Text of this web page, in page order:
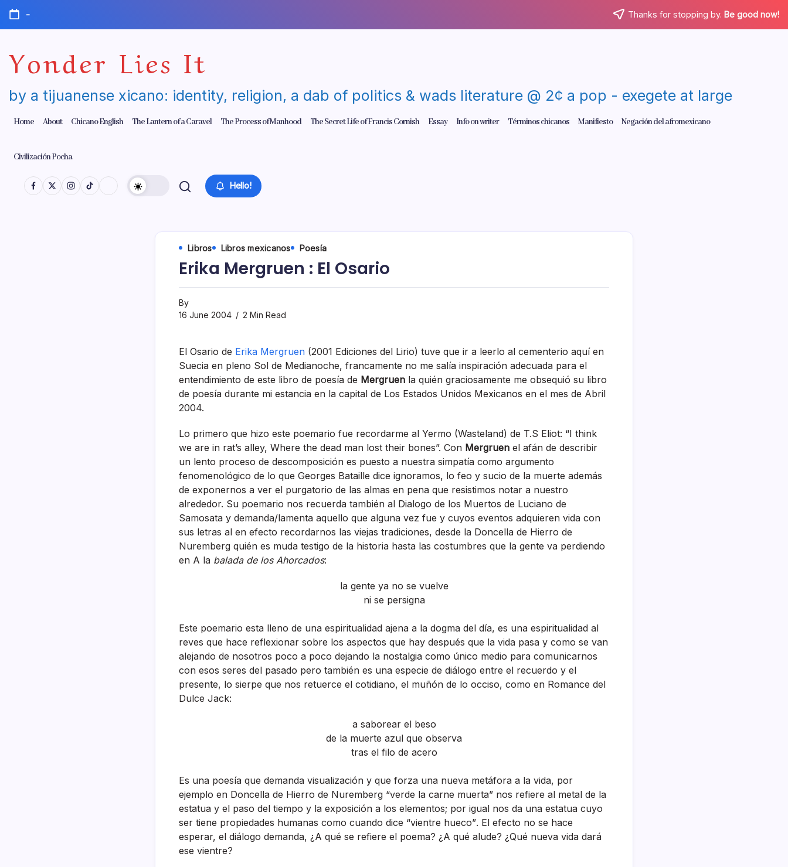
Skip
content
- Thanks for stopping by. Be good now!
Yonder Lies It
by a tijuanense xicano: identity, religion, a dab of politics & wads literature @ 2¢ a pop - exegete at large
Home About Chicano English The Lantern of a Caravel The Process of Manhood The Secret Life of Francis Cornish Essay Info on writer Términos chicanos Manifiesto Negación del afromexicano
Civilización Pocha
Hello!
Libros Libros mexicanos Poesí­a
Erika Mergruen : El Osario
By
16 June 2004
2 Min Read
El Osario de Erika Mergruen (2001 Ediciones del Lirio) tuve que ir a leerlo al cementerio aquí­ en
Suecia en pleno Sol de Medianoche, francamente no me salí­a inspiración adecuada para el
entendimiento de este libro de poesí­a de Mergruen la quién graciosamente me obsequió su libro
de poesí­a durante mi estancia en la capital de Los Estados Unidos Mexicanos en el mes de Abril
2004.
Lo primero que hizo este poemario fue recordarme al Yermo (Wasteland) de T.S Eliot: “I think
we are in rat’s alley, Where the dead man lost their bones”. Con Mergruen el afán de describir
un lento proceso de descomposición es puesto a nuestra simpatía como argumento
fenomenológico de lo que Georges Bataille dice ignoramos, lo feo y sucio de la muerte además
de exponernos a ver el purgatorio de las almas en pena que resistimos notar a nuestro
alrededor. Su poemario nos recuerda también al Dialogo de los Muertos de Luciano de
Samosata y demanda/lamenta aquello que alguna vez fue y cuyos eventos adquieren vida con
sus letras al en efecto recordarnos las viejas tradiciones, desde la Doncella de Hierro de
Nuremberg quién es muda testigo de la historia hasta las costumbres que la gente va perdiendo
en A la balada de los Ahorcados:
la gente ya no se vuelve
ni se persigna
Este poemario esta lleno de una espiritualidad ajena a la dogma del dí­a, es una espiritualidad al
reves que hace reflexionar sobre los aspectos que hay después que la vida pasa y como se van
alejando de nosotros poco a poco dejando la nostalgia como único medio para comunicarnos
con esos seres del pasado pero también es una especie de diálogo entre el recuerdo y el
presente, lo sierpe que nos retuerce el cotidiano, el muñón de lo occiso, como en Romance del
Dulce Jack:
a saborear el beso
de la muerte azul que observa
tras el filo de acero
Es una poesí­a que demanda visualización y que forza una nueva metáfora a la vida, por
ejemplo en Doncella de Hierro de Nuremberg “verde la carne muerta” nos refiere al metal de la
estatua y el paso del tiempo y la exposición a los elementos; por igual nos da una estatua cuyo
ser tiene propiedades humanas como cuando dice “vientre hueco”. El efecto no se hace
esperar, el diálogo demanda, ¿A qué se refiere el poema? ¿A qué alude? ¿Qué nueva vida dará
ese vientre?